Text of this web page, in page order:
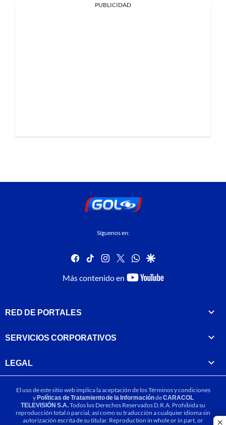
PUBLICIDAD
Síguenos en:
facebook
tiktok instagram
twitterwhatsapp
google
Más contenido en
youtube-
RED DE PORTALES
SERVICIOS CORPORATIVOS
LEGAL
El uso de este sitio web implica la aceptación de losTérminos y condiciones
yPolíticas de Tratamiento de la InformacióndeCARACOL
TELEVISIÓN S.A.Todos los Derechos Reservados D.R.A. Prohibida su
reproducción total o parcial, así como su traducción a cualquier idioma sin
autorización escrita de su titular. Reproduction in whole or in part, or